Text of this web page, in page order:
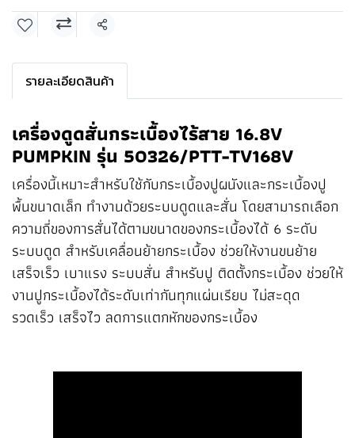
Share
รายละเอียดสินค้า
เครื่องดูดสั่นกระเบื้องไร้สาย 16.8V
PUMPKIN รุ่น 50326/PTT-TV168V
เครื่องนี้เหมาะสำหรับใช้กับกระเบื้องปูผนังและกระเบื้องปู
พื้นขนาดเล็ก ทำงานด้วยระบบดูดและสั่น โดยสามารถเลือก
ความถี่ของการสั่นได้ตามขนาดของกระเบื้องได้ 6 ระดับ
ระบบดูด สำหรับเคลื่อนย้ายกระเบื้อง ช่วยให้งานขนย้าย
เสร็จเร็ว เบาแรง ระบบสั่น สำหรับปู ติดตั้งกระเบื้อง ช่วยให้
งานปูกระเบื้องได้ระดับเท่ากันทุกแผ่นเรียบ ไม่สะดุด
รวดเร็ว เสร็จไว ลดการแตกหักของกระเบื้อง